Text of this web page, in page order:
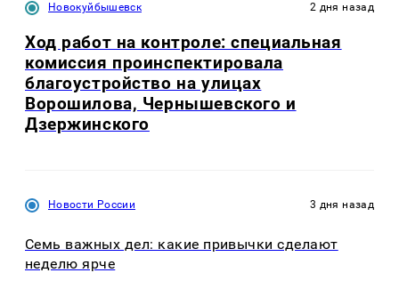
Новокуйбышевск 2 дня назад
Ход работ на контроле: специальная
комиссия проинспектировала
благоустройство на улицах
Ворошилова, Чернышевского и
Дзержинского
Новости России 3 дня назад
Семь важных дел: какие привычки сделают
неделю ярче